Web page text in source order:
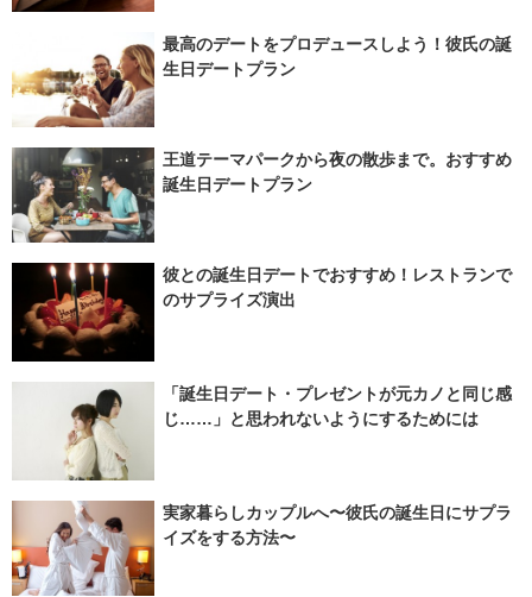
最高のデートをプロデュースしよう！彼氏の誕
生日デートプラン
王道テーマパークから夜の散歩まで。おすすめ
誕生日デートプラン
彼との誕生日デートでおすすめ！レストランで
のサプライズ演出
「誕生日デート・プレゼントが元カノと同じ感
じ……」と思われないようにするためには
実家暮らしカップルへ〜彼氏の誕生日にサプラ
イズをする方法〜